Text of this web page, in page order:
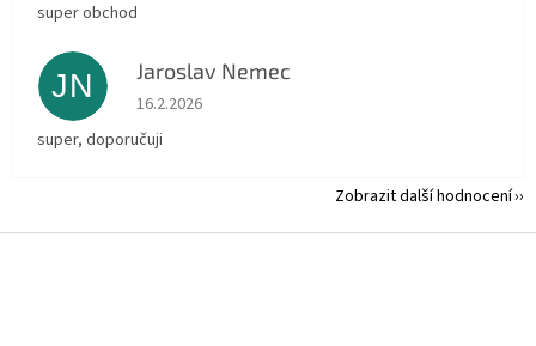
super obchod
JN Jaroslav Nemec
Hodnocení obchodu je 5 z 5 hvězdiček.
16.2.2026
super, doporučuji
Zobrazit další hodnocení